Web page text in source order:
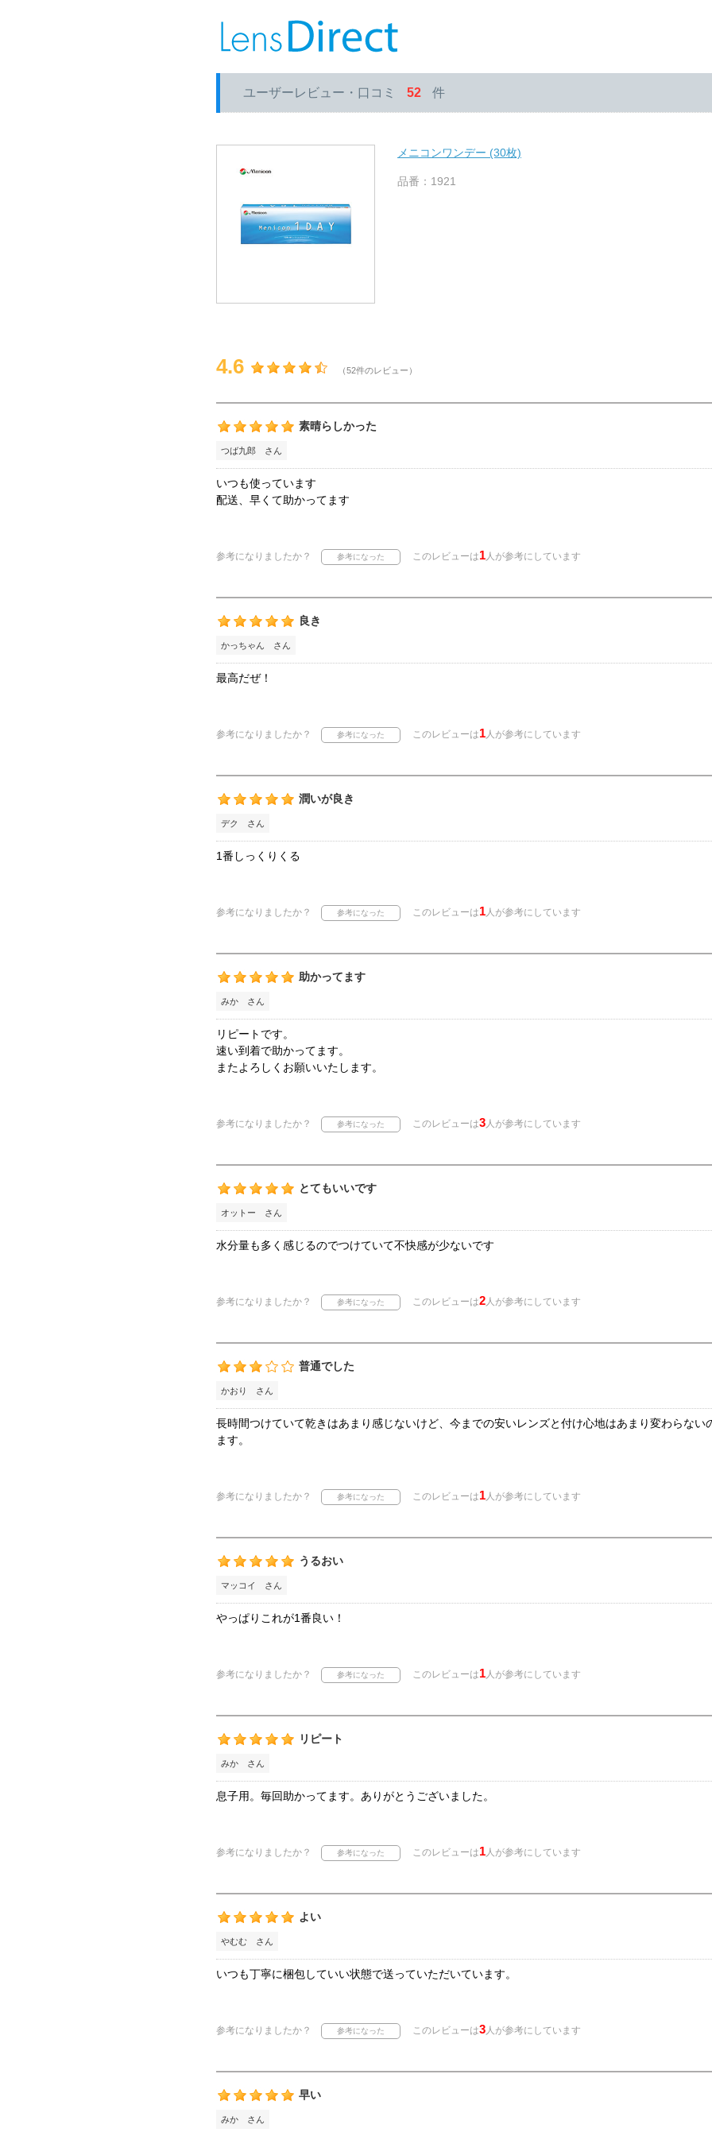
ユーザーレビュー・口コミ 52 件
メニコンワンデー (30枚)
品番：1921
4.6 （52件のレビュー）
素晴らしかった
つば九郎 さん
いつも使っています
配送、早くて助かってます
参考になりましたか？ このレビューは1人が参考にしています
良き
かっちゃん さん
最高だぜ！
参考になりましたか？ このレビューは1人が参考にしています
潤いが良き
デク さん
1番しっくりくる
参考になりましたか？ このレビューは1人が参考にしています
助かってます
みか さん
リピートです。
速い到着で助かってます。
またよろしくお願いいたします。
参考になりましたか？ このレビューは3人が参考にしています
とてもいいです
オットー さん
水分量も多く感じるのでつけていて不快感が少ないです
参考になりましたか？ このレビューは2人が参考にしています
普通でした
かおり さん
長時間つけていて乾きはあまり感じないけど、今までの安いレンズと付け心地はあまり変わらない
ます。
参考になりましたか？ このレビューは1人が参考にしています
うるおい
マッコイ さん
やっぱりこれが1番良い！
参考になりましたか？ このレビューは1人が参考にしています
リピート
みか さん
息子用。毎回助かってます。ありがとうございました。
参考になりましたか？ このレビューは1人が参考にしています
よい
やむむ さん
いつも丁寧に梱包していい状態で送っていただいています。
参考になりましたか？ このレビューは3人が参考にしています
早い
みか さん